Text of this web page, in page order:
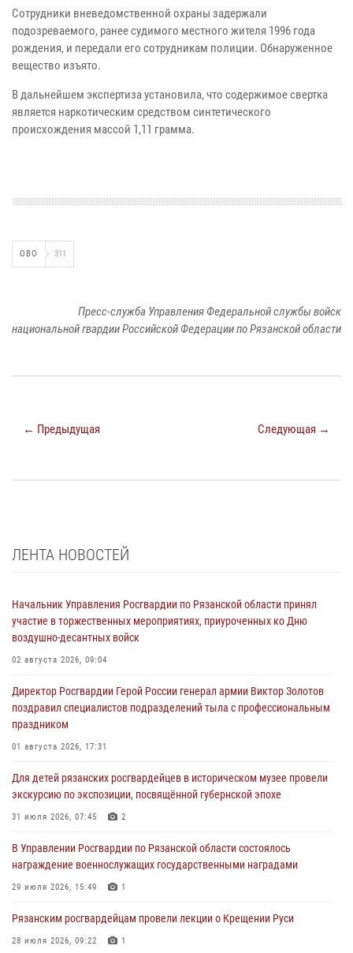
Сотрудники вневедомственной охраны задержали
подозреваемого, ранее судимого местного жителя 1996 года
рождения, и передали его сотрудникам полиции. Обнаруженное
вещество изъято.
В дальнейшем экспертиза установила, что содержимое свертка
является наркотическим средством синтетического
происхождения массой 1,11 грамма.
ОВО 311
Пресс-служба Управления Федеральной службы войск
национальной гвардии Российской Федерации по Рязанской области
← Предыдущая Следующая →
ЛЕНТА НОВОСТЕЙ
Начальник Управления Росгвардии по Рязанской области принял
участие в торжественных мероприятиях, приуроченных ко Дню
воздушно-десантных войск
02 августа 2026, 09:04
Директор Росгвардии Герой России генерал армии Виктор Золотов
поздравил специалистов подразделений тыла с профессиональным
праздником
01 августа 2026, 17:31
Для детей рязанских росгвардейцев в историческом музее провели
экскурсию по экспозиции, посвящённой губернской эпохе
31 июля 2026, 07:45 2
В Управлении Росгвардии по Рязанской области состоялось
награждение военнослужащих государственными наградами
29 июля 2026, 15:49 1
Рязанским росгвардейцам провели лекции о Крещении Руси
28 июля 2026, 09:22 1